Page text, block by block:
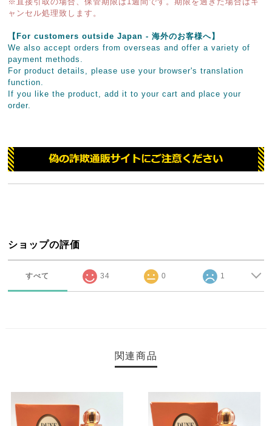
ャンセル処理致します。
【For customers outside Japan - 海外のお客様へ】
We also accept orders from overseas and offer a variety of
payment methods.
For product details, please use your browser's translation
function.
If you like the product, add it to your cart and place your
order.
ショップの評価
すべて 34 0 1
関連商品